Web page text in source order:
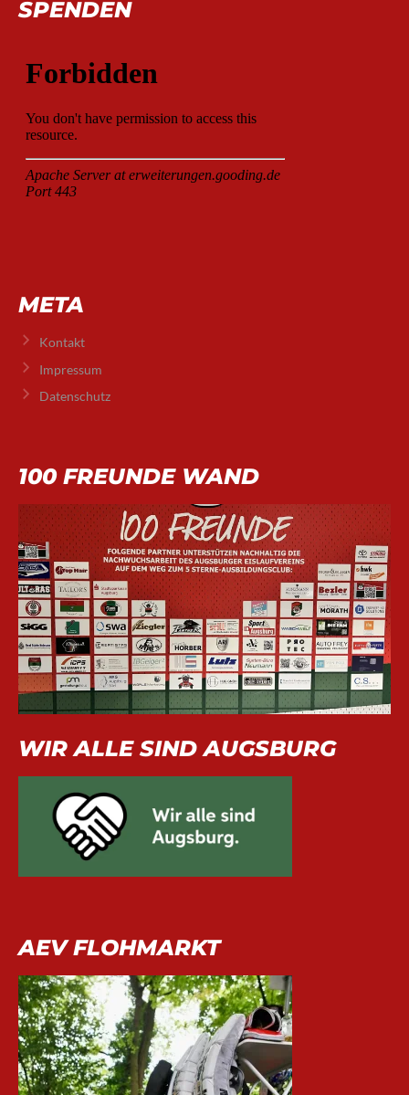
SPENDEN
META
Kontakt
Impressum
Datenschutz
100 FREUNDE WAND
WIR ALLE SIND AUGSBURG
AEV FLOHMARKT